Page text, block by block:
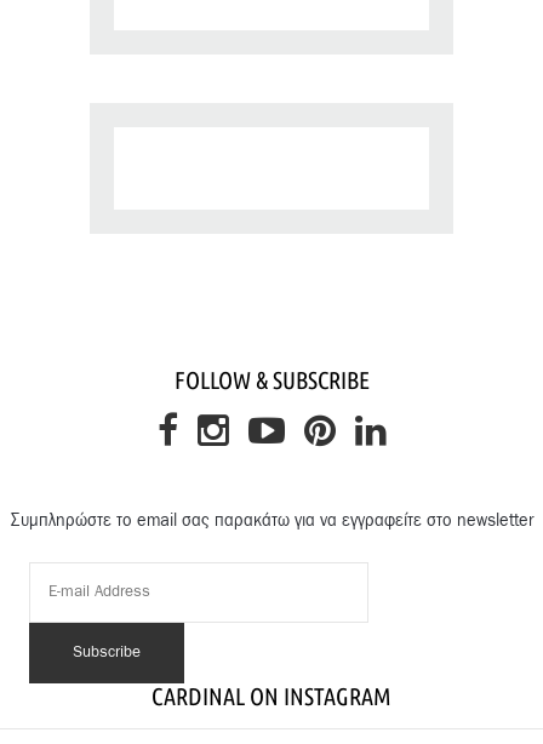
FOLLOW & SUBSCRIBE
Συμπληρώστε το email σας παρακάτω για να εγγραφείτε στο newsletter
CARDINAL ON INSTAGRAM